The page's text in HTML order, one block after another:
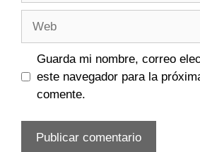
Guarda mi nombre, correo
este navegador para la
comente.